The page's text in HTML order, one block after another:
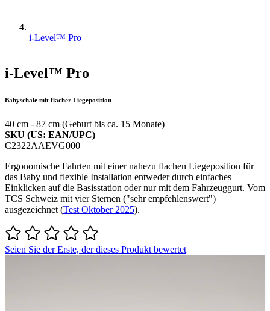
i-Level™ Pro
i-Level™ Pro
Babyschale mit flacher Liegeposition
40 cm - 87 cm (Geburt bis ca. 15 Monate)
SKU (US: EAN/UPC)
C2322AAEVG000
Ergonomische Fahrten mit einer nahezu flachen Liegeposition für
das Baby und flexible Installation entweder durch einfaches
Einklicken auf die Basisstation oder nur mit dem Fahrzeuggurt. Vom
TCS Schweiz mit vier Sternen ("sehr empfehlenswert")
ausgezeichnet (Test Oktober 2025).
Seien Sie der Erste, der dieses Produkt bewertet